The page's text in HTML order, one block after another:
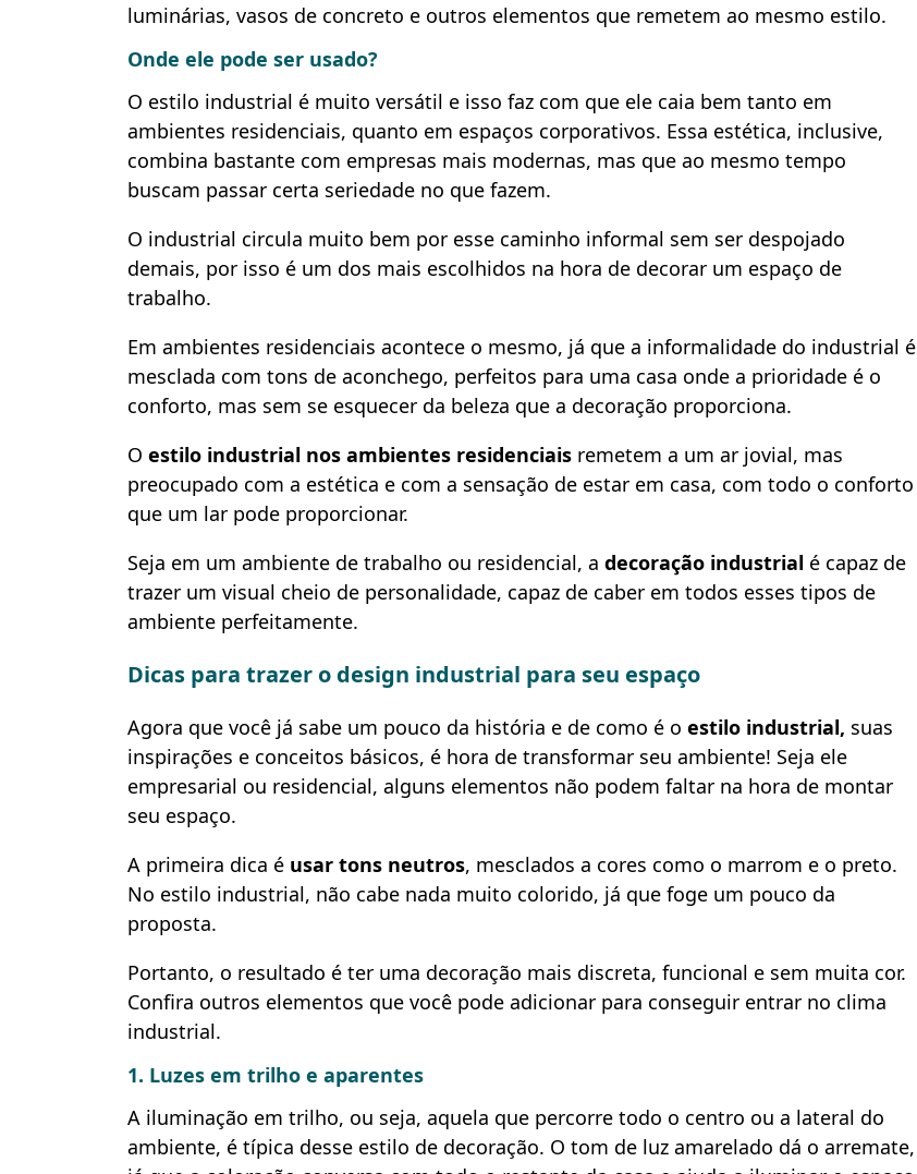
luminárias, vasos de concreto e outros elementos que remetem ao mesmo estilo.
Onde ele pode ser usado?
O estilo industrial é muito versátil e isso faz com que ele caia bem tanto em
ambientes residenciais, quanto em espaços corporativos. Essa estética, inclusive,
combina bastante com empresas mais modernas, mas que ao mesmo tempo
buscam passar certa seriedade no que fazem.
O industrial circula muito bem por esse caminho informal sem ser despojado
demais, por isso é um dos mais escolhidos na hora de decorar um espaço de
trabalho.
Em ambientes residenciais acontece o mesmo, já que a informalidade do industrial é
mesclada com tons de aconchego, perfeitos para uma casa onde a prioridade é o
conforto, mas sem se esquecer da beleza que a decoração proporciona.
O estilo industrial nos ambientes residenciais remetem a um ar jovial, mas
preocupado com a estética e com a sensação de estar em casa, com todo o conforto
que um lar pode proporcionar.
Seja em um ambiente de trabalho ou residencial, a decoração industrial é capaz de
trazer um visual cheio de personalidade, capaz de caber em todos esses tipos de
ambiente perfeitamente.
Dicas para trazer o design industrial para seu espaço
Agora que você já sabe um pouco da história e de como é o estilo industrial, suas
inspirações e conceitos básicos, é hora de transformar seu ambiente! Seja ele
empresarial ou residencial, alguns elementos não podem faltar na hora de montar
seu espaço.
A primeira dica é usar tons neutros, mesclados a cores como o marrom e o preto.
No estilo industrial, não cabe nada muito colorido, já que foge um pouco da
proposta.
Portanto, o resultado é ter uma decoração mais discreta, funcional e sem muita cor.
Confira outros elementos que você pode adicionar para conseguir entrar no clima
industrial.
1. Luzes em trilho e aparentes
A iluminação em trilho, ou seja, aquela que percorre todo o centro ou a lateral do
ambiente, é típica desse estilo de decoração. O tom de luz amarelado dá o arremate,